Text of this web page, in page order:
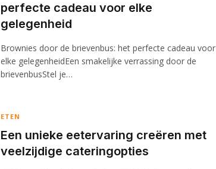
perfecte cadeau voor elke
gelegenheid
Brownies door de brievenbus: het perfecte cadeau voor
elke gelegenheidEen smakelijke verrassing door de
brievenbusStel je…
ETEN
Een unieke eetervaring creëren met
veelzijdige cateringopties